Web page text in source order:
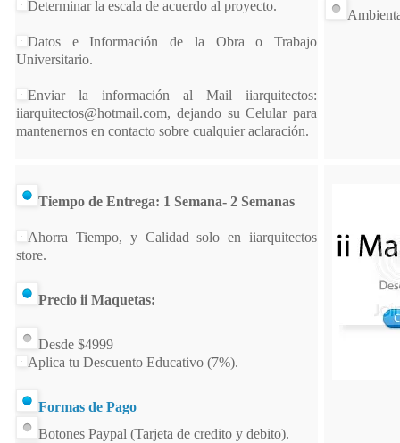
Determinar la escala de acuerdo al proyecto.
Datos e Información de la Obra o Trabajo
Universitario.
Enviar la información al Mail iiarquitectos:
iiarquitectos@hotmail.com, dejando su Celular para
mantenernos en contacto sobre cualquier aclaración.
Tiempo de Entrega: 1 Semana- 2 Semanas
Ahorra Tiempo, y Calidad solo en iiarquitectos
store.
Precio ii Maquetas:
Desde $4999
Aplica tu Descuento Educativo (7%).
Formas de Pago
Botones Paypal (Tarjeta de credito y debito).